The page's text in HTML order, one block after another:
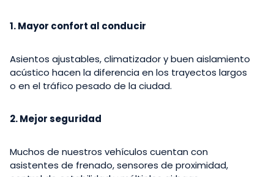
1. Mayor confort al conducir
Asientos ajustables, climatizador y buen aislamiento
acústico hacen la diferencia en los trayectos largos
o en el tráfico pesado de la ciudad.
2. Mejor seguridad
Muchos de nuestros vehículos cuentan con
asistentes de frenado, sensores de proximidad,